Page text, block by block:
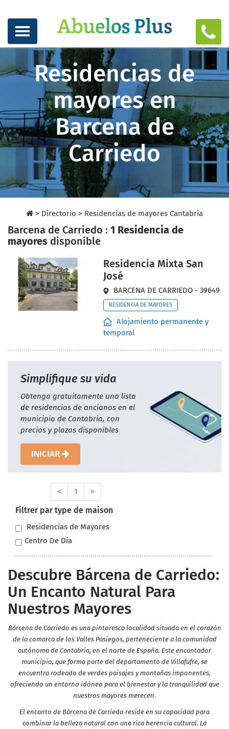
Residencias de
mayores en
Barcena de
Carriedo
> Directorio > Residencias de mayores Cantabria
Barcena de Carriedo : 1 Residencia de
mayores disponible
Residencia Mixta San
José
BARCENA DE CARRIEDO - 39649
RESIDENCIA DE MAYORES
Alojamiento permanente y
temporal
Simplifique su vida
Obtenga gratuitamente una lista
de residencias de ancianos en el
municipio de Cantabria, con
precios y plazas disponibles
INICIAR
< 1 >
Filtrer par type de maison
Residencias de Mayores
Centro De Día
Descubre Bárcena de Carriedo:
Un Encanto Natural Para
Nuestros Mayores
Bárcena de Carriedo es una pintoresca localidad situada en el corazón
de la comarca de los Valles Pasiegos, perteneciente a la comunidad
autónoma de Cantabria, en el norte de España. Este encantador
municipio, que forma parte del departamento de Villafufre, se
encuentra rodeado de verdes paisajes y montañas imponentes,
ofreciendo un entorno idóneo para el bienestar y la tranquilidad que
nuestros mayores merecen.
El encanto de Bárcena de Carriedo reside en su capacidad para
combinar la belleza natural con una rica herencia cultural. La